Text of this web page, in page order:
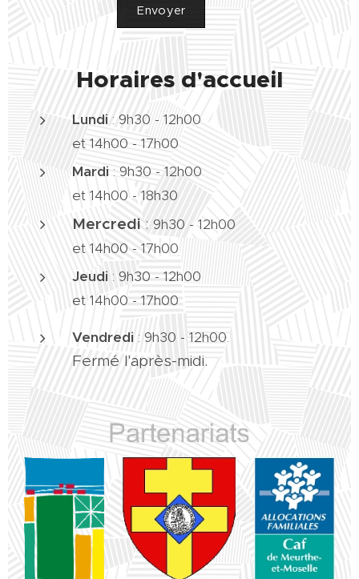
Envoyer
Horaires d'accueil
Lundi : 9h30 - 12h00
et 14h00 - 17h00
Mardi : 9h30 - 12h00
et 14h00 - 18h30
Mercredi : 9h30 - 12h00
et 14h00 - 17h00
Jeudi : 9h30 - 12h00
et 14h00 - 17h00
Vendredi : 9h30 - 12h00.
Fermé l'après-midi.